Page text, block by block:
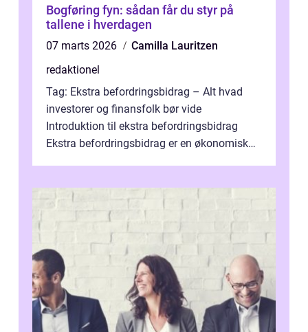
Bogføring fyn: sådan får du styr på
tallene i hverdagen
07 marts 2026
Camilla Lauritzen
redaktionel
Tag: Ekstra befordringsbidrag – Alt hvad
investorer og finansfolk bør vide
Introduktion til ekstra befordringsbidrag
Ekstra befordringsbidrag er en økonomisk